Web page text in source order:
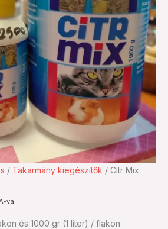
/ Takarmány kiegészítők / Citr Mix
val
és 1000 gr (1 liter) / flakon